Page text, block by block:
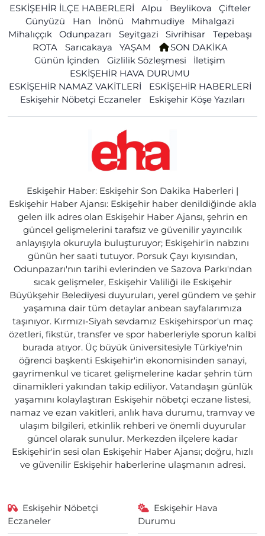
ESKİŞEHİR İLÇE HABERLERİ
Alpu Beylikova
Çifteler
Günyüzü
Han İnönü Mahmudiye
Mihalgazi
Mihalıççık
Odunpazarı Seyitgazi Sivrihisar
Tepebaşı
ROTA
Sarıcakaya YAŞAM
SON DAKİKA
Günün İçinden
Gizlilik Sözleşmesi
İletişim
ESKİŞEHİR HAVA DURUMU
ESKİŞEHİR NAMAZ VAKİTLERİ
ESKİŞEHİR HABERLERİ
Eskişehir Nöbetçi Eczaneler
Eskişehir Köşe Yazıları
Eskişehir Haber: Eskişehir Son Dakika Haberleri |
Eskişehir Haber Ajansı: Eskişehir haber denildiğinde akla
gelen ilk adres olan Eskişehir Haber Ajansı, şehrin en
güncel gelişmelerini tarafsız ve güvenilir yayıncılık
anlayışıyla okuruyla buluşturuyor; Eskişehir'in nabzını
günün her saati tutuyor. Porsuk Çayı kıyısından,
Odunpazarı'nın tarihi evlerinden ve Sazova Parkı'ndan
sıcak gelişmeler, Eskişehir Valiliği ile Eskişehir
Büyükşehir Belediyesi duyuruları, yerel gündem ve şehir
yaşamına dair tüm detaylar anbean sayfalarımıza
taşınıyor. Kırmızı-Siyah sevdamız Eskişehirspor'un maç
özetleri, fikstür, transfer ve spor haberleriyle sporun kalbi
burada atıyor. Üç büyük üniversitesiyle Türkiye'nin
öğrenci başkenti Eskişehir'in ekonomisinden sanayi,
gayrimenkul ve ticaret gelişmelerine kadar şehrin tüm
dinamikleri yakından takip ediliyor. Vatandaşın günlük
yaşamını kolaylaştıran Eskişehir nöbetçi eczane listesi,
namaz ve ezan vakitleri, anlık hava durumu, tramvay ve
ulaşım bilgileri, etkinlik rehberi ve önemli duyurular
güncel olarak sunulur. Merkezden ilçelere kadar
Eskişehir'in sesi olan Eskişehir Haber Ajansı; doğru, hızlı
ve güvenilir Eskişehir haberlerine ulaşmanın adresi.
Eskişehir Nöbetçi
Eczaneler
Eskişehir Hava
Durumu